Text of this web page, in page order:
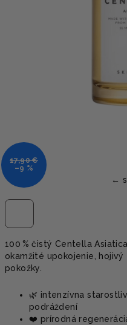
100 % čistý Centella
okamžité upokojenie,
pokožky.
🌿 intenzívna
podráždení
❤️ prírodná
17,90 €
–9 %